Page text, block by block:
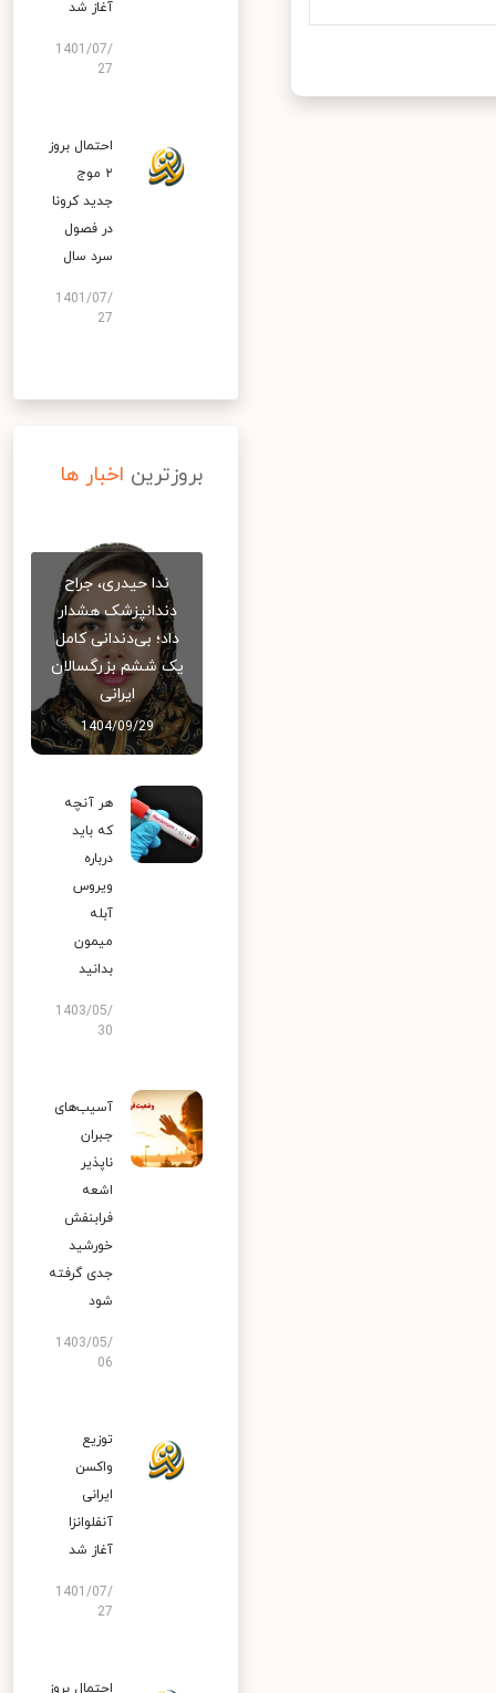
آغاز شد
1401/07/
27
احتمال بروز
۲ موج
جدید کرونا
در فصول
سرد سال
1401/07/
27
بروزترین اخبار ها
ندا حیدری، جراح
دندانپزشک هشدار
داد؛ بی‌دندانی کامل
یک ششم بزرگسالان
ایرانی
1404/09/29
هر آنچه
که باید
درباره
ویروس
آبله
میمون
بدانید
1403/05/
30
آسیب‌های
جبران
ناپذیر
اشعه
فرابنفش
خورشید
جدی گرفته
شود
1403/05/
06
توزیع
واکسن
ایرانی
آنفلوانزا
آغاز شد
1401/07/
27
احتمال بروز